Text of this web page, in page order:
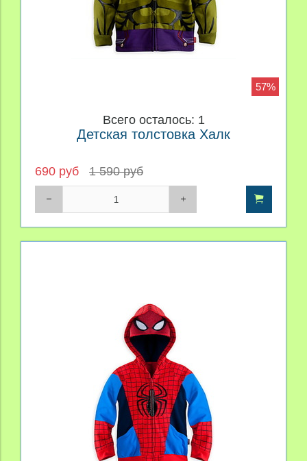
57%
Всего осталось: 1
Детская толстовка Халк
690 руб 1 590 руб